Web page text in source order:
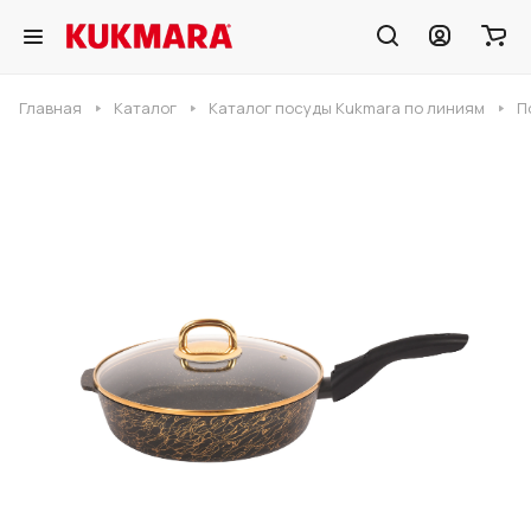
Главная Каталог Каталог посуды Kukmara по линиям